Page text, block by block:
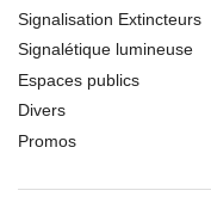
Signalisation Extincteurs
Signalétique lumineuse
Espaces publics
Divers
Promos